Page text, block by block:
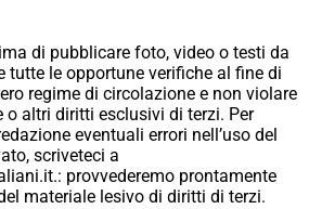
di pubblicare foto, video o testi da
tutte le opportune verifiche al fine di
regime di circolazione e non violare
o altri diritti esclusivi di terzi. Per
eventuali errori nell’uso del
scriveteci a
provvederemo prontamente
materiale lesivo di diritti di terzi.